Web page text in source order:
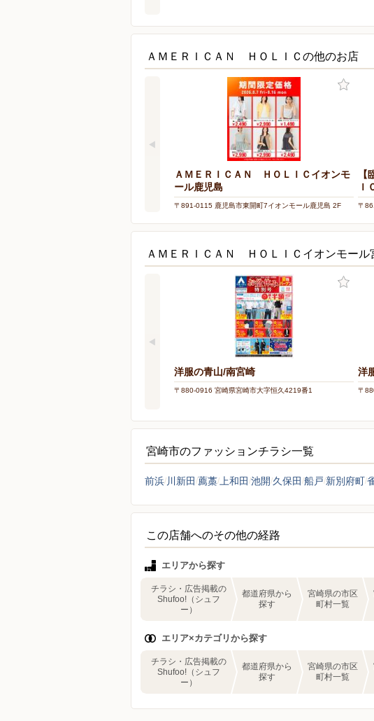
ＡＭＥＲＩＣＡＮ ＨＯＬＩＣの他のお店
ＡＭＥＲＩＣＡＮ ＨＯＬＩＣイオンモ
ール鹿児島
〒891-0115 鹿児島市東開町7イオンモール鹿児島 2F
Ｉ
〒
ＡＭＥＲＩＣＡＮ ＨＯＬＩＣイオンモール
洋服の青山/南宮崎
〒880-0916 宮崎県宮崎市大字恒久4219番1
洋
〒
宮崎市のファッションチラシ一覧
前浜 川新田 薦藁 上和田 池開 久保田 船戸 新別府町
この店舗へのその他の経路
エリアから探す
チラシ・広告掲載の
Shufoo!（シュフ
ー）
都道府県から
探す
宮崎県の市区
町村一覧
エリア×カテゴリから探す
チラシ・広告掲載の
Shufoo!（シュフ
ー）
都道府県から
探す
宮崎県の市区
町村一覧